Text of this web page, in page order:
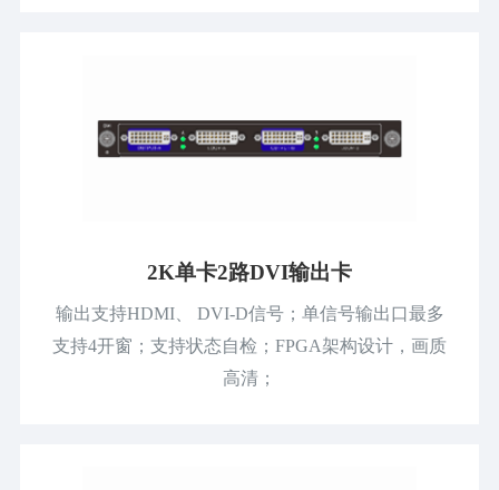
2K单卡2路DVI输出卡
输出支持HDMI、 DVI-D信号；单信号输出口最多
支持4开窗；支持状态自检；FPGA架构设计，画质
高清；